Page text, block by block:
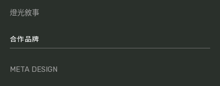
燈光敘事
合作品牌
META DESIGN